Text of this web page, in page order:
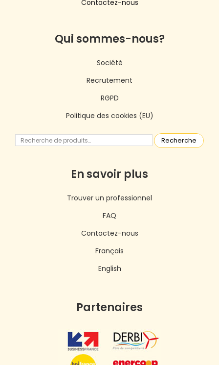
Contactez-nous
Qui sommes-nous?
Société
Recrutement
RGPD
Politique des cookies (EU)
Recherche
En savoir plus
Trouver un professionnel
FAQ
Contactez-nous
Français
English
Partenaires